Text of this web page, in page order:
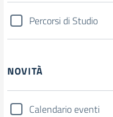
Percorsi di Studio
NOVITÀ
Calendario eventi